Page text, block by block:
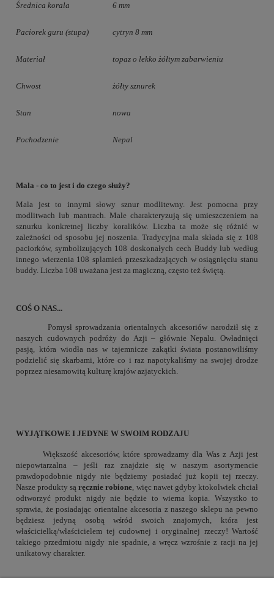
Średnica korala 6 mm
Paciorek guru (stupa) cytryn 8 mm
Materiał topaz o lekko żółtym zabarwieniu
Chwost żółty sznurek
Stan nowa
Pochodzenie Nepal
Mala - co to jest i do czego służy?
Mala jest to innymi słowy sznur modlitewny. Jest pomocna przy
modlitwach lub mantrach. Male charakteryzują się umieszczeniem na
sznurku konkretnej liczby koralików. Liczba ta może się różnić w
zależności od sposobu jej noszenia. Tradycyjna mala składa się z 108
paciorków, symbolizujących 108 doskonałych cech Buddy lub według
innego wierzenia 108 splamień przeszkadzających w osiągnięciu stanu
buddy. Liczba 108 uważana jest za magiczną, często też świętą.
COŚ O NAS...
Pomysł sprowadzania orientalnych akcesoriów narodził się z
naszych cudownych podróży do Azji – głównie Nepalu. Owładnięci
pasją, która wiodła nas w tajemnicze zakątki świata postanowiliśmy
podzielić się skarbami, które co i raz napotykaliśmy na swojej drodze
poprzez niesamowitą kulturę krajów azjatyckich.
WYJĄTKOWE I JEDYNE W SWOIM RODZAJU
Większość akcesoriów, które sprowadzamy dla Was z Azji jest
niepowtarzalna – jeśli raz znajdzie się w naszym asortymencie
prawdopodobnie nigdy nie będziemy posiadać już kopii tej rzeczy.
Nasze produkty są ręcznie robione , więc nawet gdyby ktokolwiek chciał
odtworzyć produkt nigdy nie będzie to wierna kopia. Wszystko to
sprawia, że posiadając orientalne akcesoria z naszego sklepu na pewno
będziesz jedyną osobą wśród swoich znajomych, która jest
właścicielką/właścicielem tej cudownej i oryginalnej rzeczy! Wartość
takiego przedmiotu nigdy nie spadnie, a wręcz wzrośnie z racji na jej
unikatowy charakter.